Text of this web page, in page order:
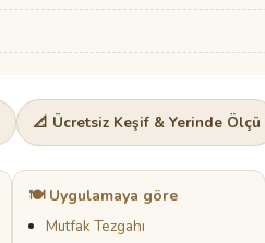
📐 Ücretsiz Keşif & Yerinde Ölçü
🍽️ Uygulamaya göre
Mutfak Tezgahı